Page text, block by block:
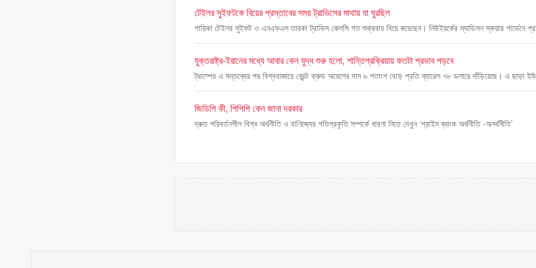
টেইলর সুইফটকে বিয়ের প্রস্তাবের সময় ট্রাভিসের মাথায় যা ঘুরছিল
গায়িকা টেইলর সুইফট ও এনএফএল তারকা ট্রাভিস কেলসি গত শুক্রবার বিয়ে করেছেন। নিউইয়র্কের ম্যাডিসন স্কয়ার গার্ডেনে
যুক্তরাষ্ট্র-ইরানের মধ্যে আবার কেন যুদ্ধ শুরু হলো, শান্তিপ্রক্রিয়ায় কতটা প্রভাব পড়বে
ট্রাম্পের এ মন্তব্যের পর বিশ্ববাজারে ব্রেন্ট ক্রুড অয়েলের দাম ৬ শতাংশ বেড়ে প্রতি ব্যারেল ৭৮ ডলারে দাঁড়িয়েছে। এ ছাড়া
জিডিপি কী, পিপিপি কেন জানা দরকার
দ্রুত পরিবর্তনশীল বিশ্ব অর্থনীতি ও বাণিজ্যের গতিপ্রকৃতি সম্পর্কে ধারণা নিতে দেখুন ‘প্রাইম ব্যাংক অর্থনীতি -অনর্থনীতি’